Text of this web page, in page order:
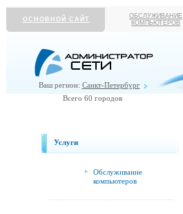
ОСНОВНОЙ САЙТ
ОБСЛУЖИВАНИЕ
КОМПЬЮТЕРОВ
Ваш регион: Санкт-Петербург
Всего 60 городов
Услуги
Обслуживание
компьютеров